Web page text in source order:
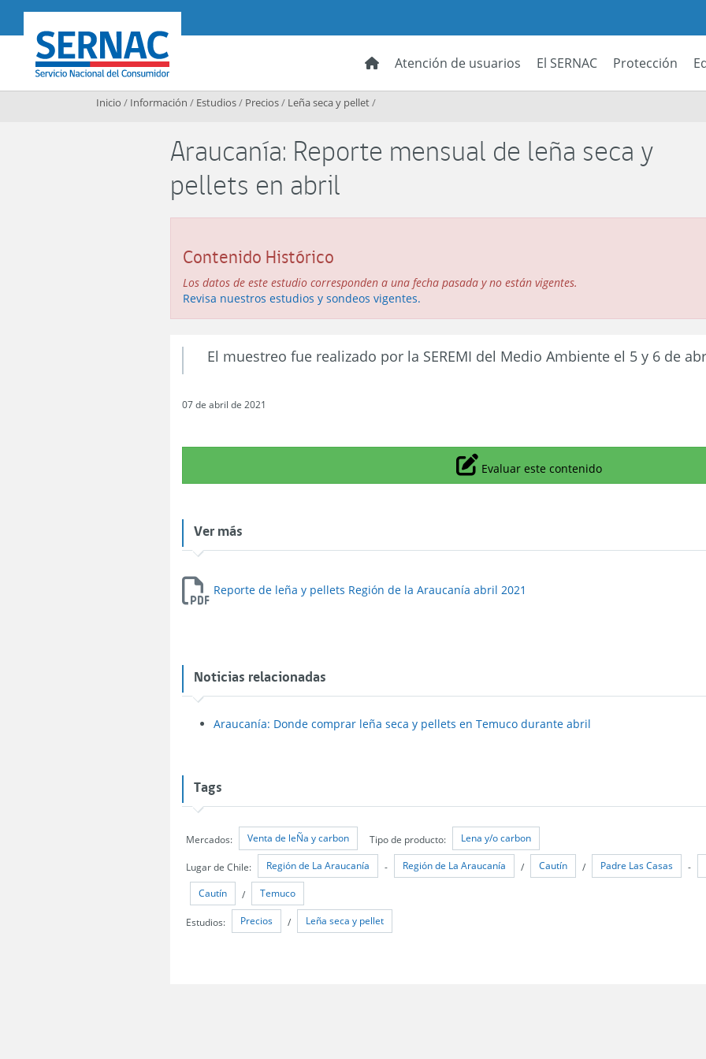
SERNAC
Atención de usuarios El SERNAC Protección
Inicio / Información / Estudios/ Precios/ Leña seca y pellet/
Araucanía: Reporte mensual de leña seca y
pellets en abril
Contenido Histórico
Los datos de este estudio corresponden a una fecha pasada y no están vigentes.
Revisa nuestros estudios y sondeos vigentes.
El muestreo fue realizado por la SEREMI del Medio Ambiente el 5 y 6 de
07 de abril de 2021
Icono
Evaluar este contenido
Ver más
Reporte de leña y pellets Región de la Araucanía abril 2021
Noticias relacionadas
Araucanía: Donde comprar leña seca y pellets en Temuco durante abril
Tags
Mercados: Venta de leÑa y carbon Tipo de producto: Lena y/o carbon
Lugar de Chile: Región de La Araucanía - Región de La Araucanía / Cautín / Padre Las Casas -
Cautín / Temuco
Estudios: Precios / Leña seca y pellet